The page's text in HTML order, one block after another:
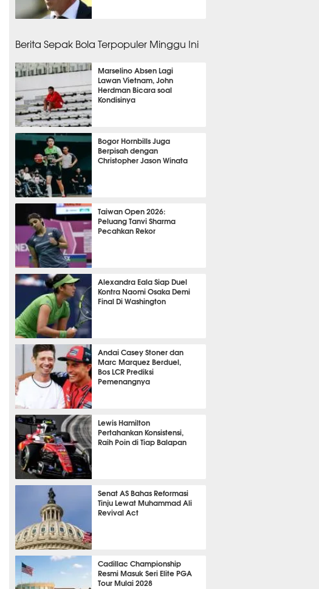
Berita Sepak Bola Terpopuler Minggu Ini
Marselino Absen Lagi
Lawan Vietnam, John
Herdman Bicara soal
Kondisinya
SEPAK BOLA
Bogor Hornbills Juga
Berpisah dengan
Christopher Jason Winata
BASKET
Taiwan Open 2026:
Peluang Tanvi Sharma
Pecahkan Rekor
BADMINTON
Alexandra Eala Siap Duel
Kontra Naomi Osaka Demi
Final Di Washington
TENIS
Andai Casey Stoner dan
Marc Marquez Berduel,
Bos LCR Prediksi
Pemenangnya
MOTOGP
Lewis Hamilton
Pertahankan Konsistensi,
Raih Poin di Tiap Balapan
F1
Senat AS Bahas Reformasi
Tinju Lewat Muhammad Ali
Revival Act
TINJU
Cadillac Championship
Resmi Masuk Seri Elite PGA
Tour Mulai 2028